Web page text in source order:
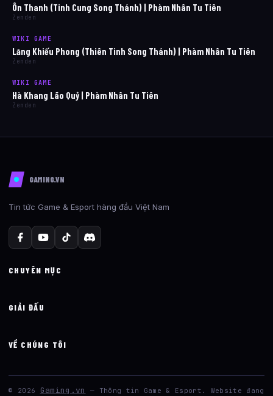
Ôn Thanh (Tinh Cung Song Thánh) | Phàm Nhân Tu Tiên
Zenden
WIKI GAME
Lăng Khiếu Phong (Thiên Tinh Song Thánh) | Phàm Nhân Tu Tiên
Zenden
WIKI GAME
Hà Khang Lão Quỷ | Phàm Nhân Tu Tiên
Zenden
GAMING.VN
Tin tức Game & Esport hàng đầu Việt Nam
CHUYÊN MỤC
GIẢI ĐẤU
VỀ CHÚNG TÔI
© 2026 Gaming.vn — Thông tin Game & Esport. Website đang